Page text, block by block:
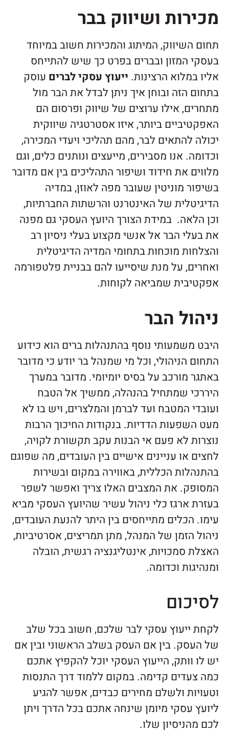
מכירות ושיווק בבר
תחום השיווק, המיתוג והמכירות חשוב במיוחד
בעסקי המזון ובברים בפרט כך שיש להתייחס
אליו במלוא הרצינות. ייעוץ עסקי לברים עוסק
בתחום הזה ובוחן איך ניתן לבדל את הבר מול
מתחרים, אילו ערוצים של שיווק ופרסום הם
האפקטיביים ביותר, איזו אסטרטגיה שיווקית
יכולה להתאים לבר, מהם תהליכי ויעדי המכירה,
וכדומה. אנו מסבירים, מייעצים ונותנים כלים, וגם
מלווים את חידוד ושיפור התהליכים בין אם מדובר
בשיפור מוניטין שעובר מפה לאוזן, במדיה
הדיגיטלית של האינטרנט והרשתות החברתיות,
וכן הלאה. במידת הצורך היועץ העסקי גם מפנה
את בעלי הבר אל אנשי מקצוע בעלי ניסיון רב
והצלחות מוכחות בתחומי המדיה הדיגיטלית
ואחרים, על מנת שיסייעו להם בבניית פלטפורמה
אפקטיבית שמביאה לקוחות.
ניהול הבר
היבט משמעותי נוסף בהתנהלות ברים הוא כידוע
התחום הניהולי, וכל מי שמנהל בר יודע כי מדובר
באתגר מורכב על בסיס יומיומי. מדובר במערך
היררכי שמתחיל בהנהלה, ממשיך אל הטבח
ועובדי המטבח ועד לברמן והמלצרים, ויש בו לא
מעט השפעות הדדיות. בנקודות החיכוך הרבות
נוצרות לא פעם אי הבנות עקב תקשורת לקויה,
לחצים או עניינים אישיים בין העובדים, מה שפוגם
בהתנהלות הכללית, באווירה במקום ובשירות
המסופק. את המצבים האלו צריך ואפשר לשפר
בעזרת ארגז כלי ניהול עשיר שהיועץ העסקי מביא
עימו. הכלים מתייחסים בין היתר להנעת העובדים,
ניהול הזמן של המנהל, מתן תמריצים, אסרטיביות,
האצלת סמכויות, אינטליגנציה רגשית, הובלה
ומנהיגות וכדומה.
לסיכום
לקחת ייעוץ עסקי לבר שלכם, חשוב בכל שלב
של העסק. בין אם העסק בשלב הראשוני ובין אם
יש לו וותק, הייעוץ העסקי יוכל להקפיץ אתכם
כמה צעדים קדימה. במקום ללמוד דרך התנסות
וטעויות ולשלם מחירים כבדים, אפשר להגיע
ליועץ עסקי מיומן שינחה אתכם בכל הדרך ויתן
לכם מהניסיון שלו.